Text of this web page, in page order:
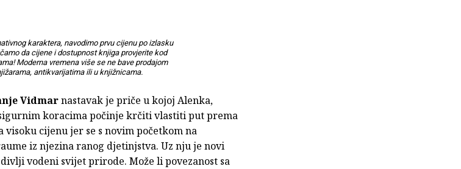
karaktera, navodimo prvu cijenu po izlasku
da cijene i dostupnost knjiga provjerite kod
Moderna vremena više se ne bave prodajom
antikvarijatima ili u knjižnicama.
Vidmarnastavak je priče u kojoj Alenka,
koracima počinje krčiti vlastiti put prema
visoku cijenu jer se s novim početkom na
iz njezina ranog djetinjstva. Uz nju je novi
vodeni svijet prirode. Može li povezanost sa